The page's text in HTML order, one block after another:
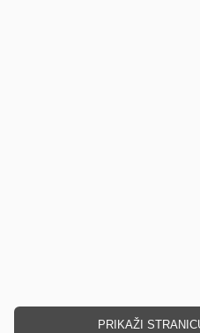
PRIKAŽI